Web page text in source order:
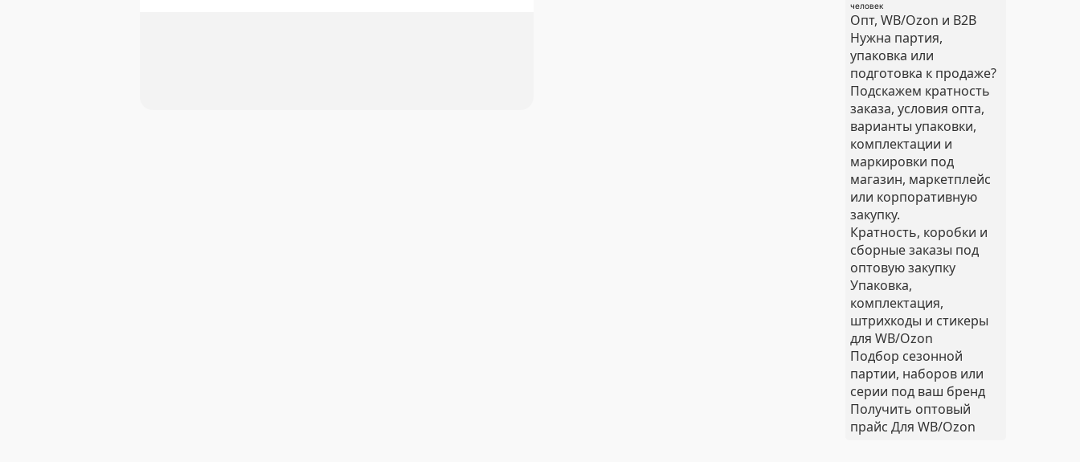
человек
Опт, WB/Ozon и B2B
Нужна партия,
упаковка или
подготовка к продаже?
Подскажем кратность
заказа, условия опта,
варианты упаковки,
комплектации и
маркировки под
магазин, маркетплейс
или корпоративную
закупку.
Кратность, коробки и
сборные заказы под
оптовую закупку
Упаковка,
комплектация,
штрихкоды и стикеры
для WB/Ozon
Подбор сезонной
партии, наборов или
серии под ваш бренд
Получить оптовый
прайс Для WB/Ozon